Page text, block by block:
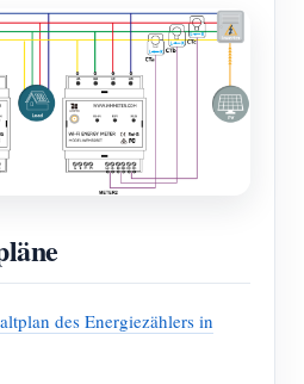
des Energiezählers in